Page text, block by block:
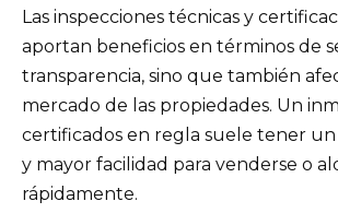
Las inspecciones técnicas y
aportan beneficios en términos de
transparencia, sino que también
mercado de las propiedades. Un
certificados en regla suele tener
y mayor facilidad para venderse o
rápidamente.